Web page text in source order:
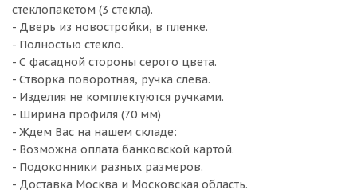
стеклопакетом (3 стекла).
- Дверь из новостройки, в пленке.
- Полностью стекло.
- С фасадной стороны серого цвета.
- Створка поворотная, ручка слева.
- Изделия не комплектуются ручками.
- Ширина профиля (70 мм)
- Ждем Вас на нашем складе:
- Возможна оплата банковской картой.
- Подоконники разных размеров.
- Доставка Москва и Московская область.